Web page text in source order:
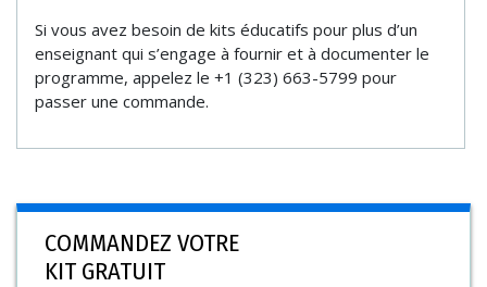
COMMANDEZ VOTRE
KIT GRATUIT
Si vous avez besoin de kits éducatifs pour plus d’un
enseignant qui s’engage à fournir et à documenter le
programme, appelez le +1 (323) 663-5799 pour
passer une commande.